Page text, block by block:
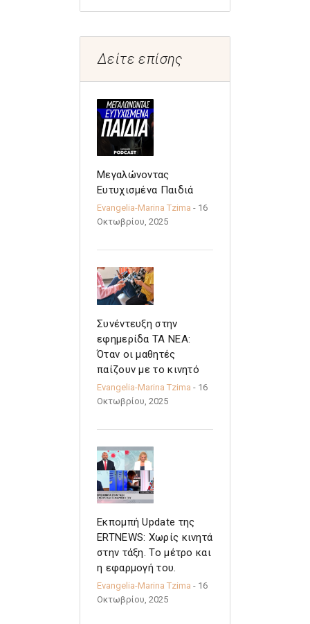
Δείτε επίσης
Μεγαλώνοντας
Ευτυχισμένα Παιδιά
Evangelia-Marina Tzima - 16
Οκτωβρίου, 2025
Συνέντευξη στην
εφημερίδα ΤΑ ΝΕΑ:
Όταν οι μαθητές
παίζουν με το κινητό
Evangelia-Marina Tzima - 16
Οκτωβρίου, 2025
Εκπομπή Update της
ERTNEWS: Χωρίς κινητά
στην τάξη. Το μέτρο και
η εφαρμογή του.
Evangelia-Marina Tzima - 16
Οκτωβρίου, 2025